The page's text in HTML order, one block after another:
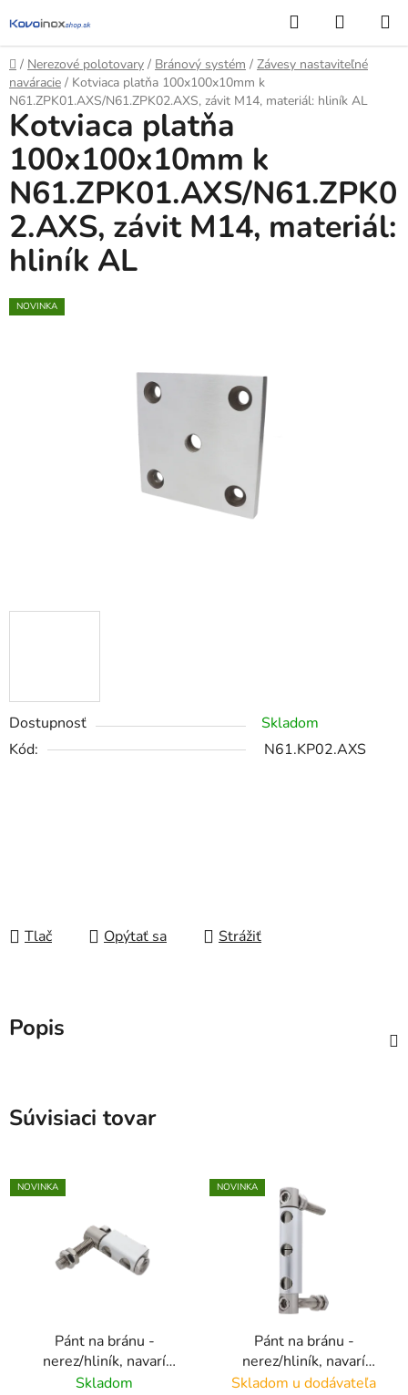
na
obsah
Hľadať
KOŠÍK
Domov
/ Nerezové polotovary / Bránový systém / Závesy nastaviteľné
naváracie / Kotviaca platňa 100x100x10mm k
N61.ZPK01.AXS/N61.ZPK02.AXS, závit M14, materiál: hliník AL
Dostupnosť
Skladom
Kód:
N61.KP02.AXS
Tlač Opýtať sa Strážiť
Kotviaca platňa
100x100x10mm k
N61.ZPK01.AXS/N61.ZPK0
2.AXS, závit M14, materiál:
hliník AL
NOVINKA
Popis
Súvisiaci tovar
NOVINKA
Pánt na bránu -
nerez/hliník, navarí
alebo je možné aj
Skladom
NOVINKA
Pánt na bránu -
nerez/hliník, navarí
alebo je možné aj
Skladom u dodávateľa